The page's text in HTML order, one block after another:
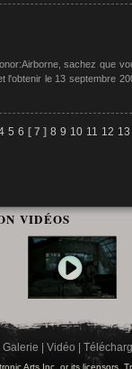
sachez que
l'obtenir le 13 septembre
5 6 [ 7 ] 8 9 10 11 12 13
VIDÉOS
Galerie Vidéo
Arts Inc. or its licensors.